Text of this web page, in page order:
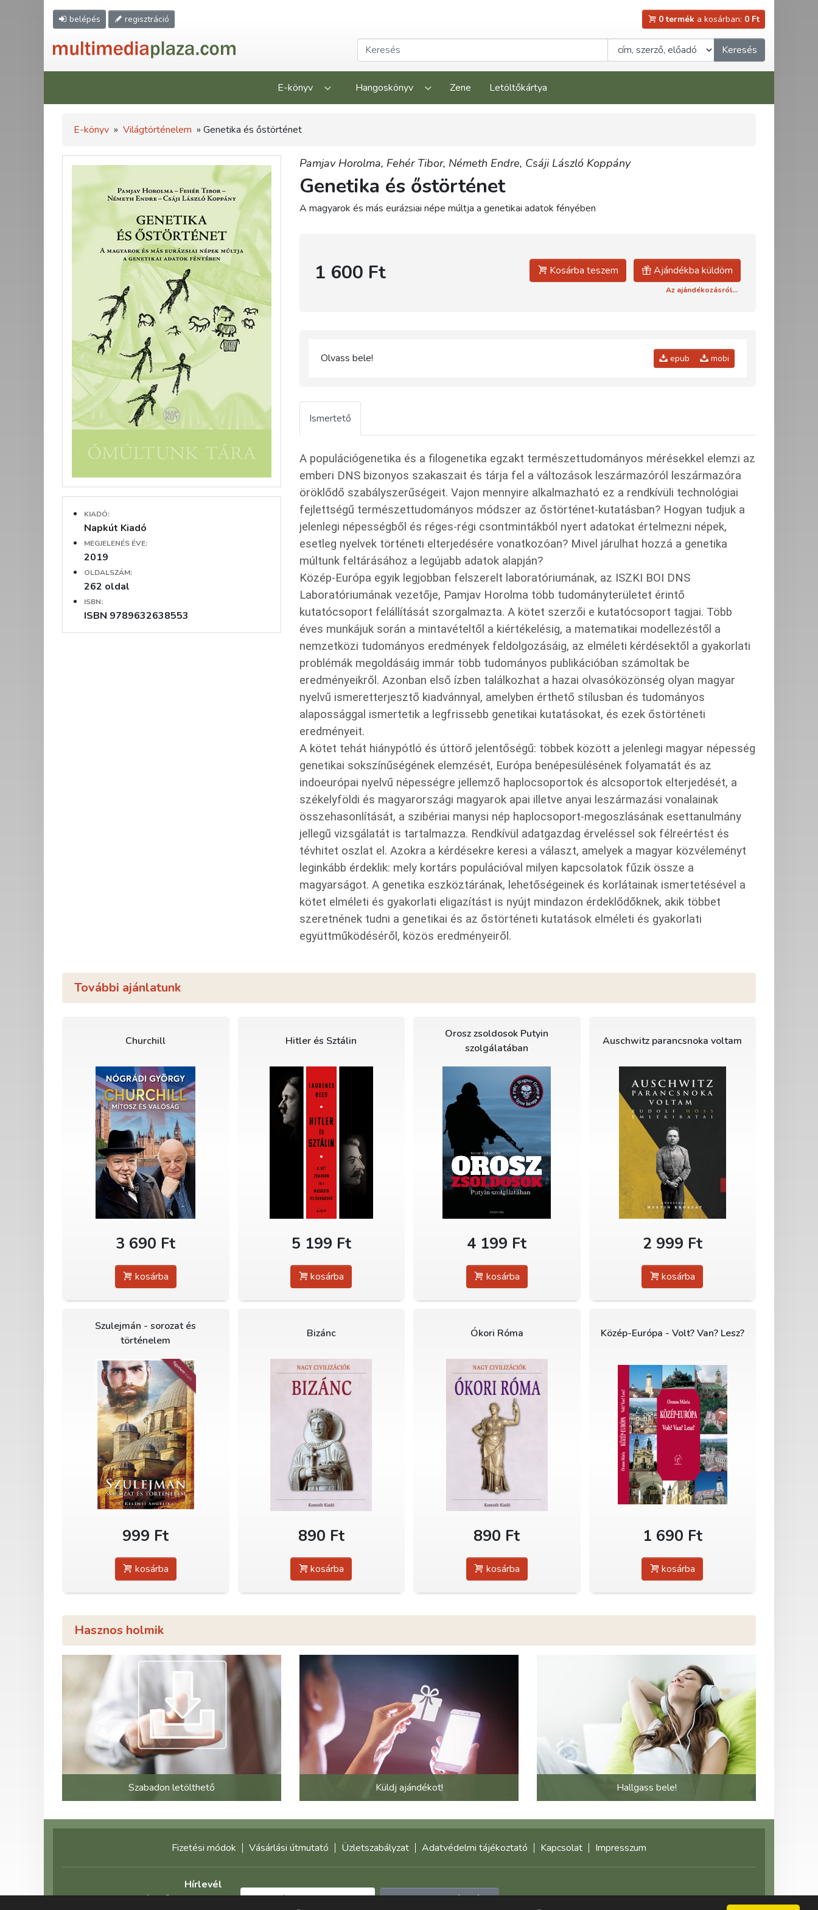
belépés regisztráció 0 termék a kosárban: 0 Ft
Keresés
E-könyv Hangoskönyv Zene Letöltőkártya
E-könyv » Világtörténelem » Genetika és őstörténet
KIADÓ:
Napkút Kiadó
MEGJELENÉS ÉVE:
2019
OLDALSZÁM:
262 oldal
ISBN:
ISBN 9789632638553
Pamjav Horolma, Fehér Tibor, Németh Endre, Csáji László Koppány
Genetika és őstörténet
A magyarok és más eurázsiai népe múltja a genetikai adatok fényében
1 600 Ft Kosárba teszem Ajándékba küldöm
Az ajándékozásról...
Olvass bele! epub mobi
Ismertető
A populációgenetika és a filogenetika egzakt természettudományos mérésekkel elemzi az
emberi DNS bizonyos szakaszait és tárja fel a változások leszármazóról leszármazóra
öröklődő szabályszerűségeit. Vajon mennyire alkalmazható ez a rendkívüli technológiai
fejlettségű természettudományos módszer az őstörténet-kutatásban? Hogyan tudjuk a
jelenlegi népességből és réges-régi csontmintákból nyert adatokat értelmezni népek,
esetleg nyelvek történeti elterjedésére vonatkozóan? Mivel járulhat hozzá a genetika
múltunk feltárásához a legújabb adatok alapján?
Közép-Európa egyik legjobban felszerelt laboratóriumának, az ISZKI BOI DNS
Laboratóriumának vezetője, Pamjav Horolma több tudományterületet érintő
kutatócsoport felállítását szorgalmazta. A kötet szerzői e kutatócsoport tagjai. Több
éves munkájuk során a mintavételtől a kiértékelésig, a matematikai modellezéstől a
nemzetközi tudományos eredmények feldolgozásáig, az elméleti kérdésektől a gyakorlati
problémák megoldásáig immár több tudományos publikációban számoltak be
eredményeikről. Azonban első ízben találkozhat a hazai olvasóközönség olyan magyar
nyelvű ismeretterjesztő kiadvánnyal, amelyben érthető stílusban és tudományos
alapossággal ismertetik a legfrissebb genetikai kutatásokat, és ezek őstörténeti
eredményeit.
A kötet tehát hiánypótló és úttörő jelentőségű: többek között a jelenlegi magyar népesség
genetikai sokszínűségének elemzését, Európa benépesülésének folyamatát és az
indoeurópai nyelvű népességre jellemző haplocsoportok és alcsoportok elterjedését, a
székelyföldi és magyarországi magyarok apai illetve anyai leszármazási vonalainak
összehasonlítását, a szibériai manysi nép haplocsoport-megoszlásának esettanulmány
jellegű vizsgálatát is tartalmazza. Rendkívül adatgazdag érveléssel sok félreértést és
tévhitet oszlat el. Azokra a kérdésekre keresi a választ, amelyek a magyar közvéleményt
leginkább érdeklik: mely kortárs populációval milyen kapcsolatok fűzik össze a
magyarságot. A genetika eszköztárának, lehetőségeinek és korlátainak ismertetésével a
kötet elméleti és gyakorlati eligazítást is nyújt mindazon érdeklődőknek, akik többet
szeretnének tudni a genetikai és az őstörténeti kutatások elméleti és gyakorlati
együttműködéséről, közös eredményeiről.
További ajánlatunk
Churchill
3 690 Ft
kosárba
Hitler és Sztálin
5 199 Ft
kosárba
Orosz zsoldosok Putyin
szolgálatában
4 199 Ft
kosárba
Auschwitz parancsnoka voltam
2 999 Ft
kosárba
Szulejmán - sorozat és
történelem
999 Ft
kosárba
Bizánc
890 Ft
kosárba
Ókori Róma
890 Ft
kosárba
Közép-Európa - Volt? Van? Lesz?
1 690 Ft
kosárba
Hasznos holmik
Szabadon letölthető Küldj ajándékot! Hallgass bele!
Fizetési módok Vásárlási útmutató Üzletszabályzat Adatvédelmi tájékoztató Kapcsolat Impresszum
Hírlevél
Feliratkozás előtt olvassa el
Feliratkozom a hírlevélre ©2021 multimediaplaza.com